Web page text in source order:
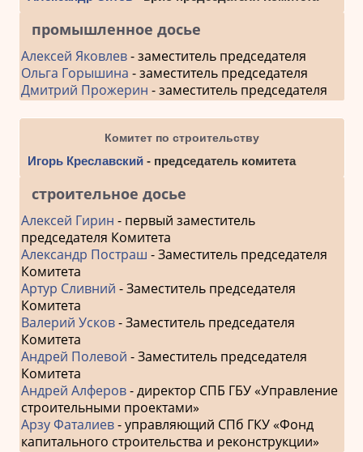
промышленное досье
Алексей Яковлев- заместитель председателя
Ольга Горышина - заместитель председателя
Дмитрий Прожерин - заместитель председателя
Комитет по строительству
Игорь Креславский - председатель комитета
строительное досье
Алексей Гирин - первый заместитель
председателя Комитета
Александр Постраш - Заместитель председателя
Комитета
Артур Сливний - Заместитель председателя
Комитета
Валерий Усков- Заместитель председателя
Комитета
Андрей Полевой - Заместитель председателя
Комитета
Андрей Алферов- директор СПБ ГБУ «Управление
строительными проектами»
Арзу Фаталиев- управляющий СПб ГКУ «Фонд
капитального строительства и реконструкции»